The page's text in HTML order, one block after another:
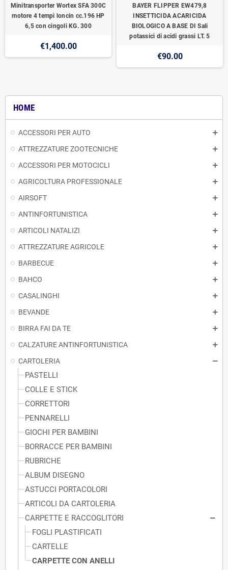
HOME
ACCESSORI PER AUTO
ATTREZZATURE ZOOTECNICHE
ACCESSORI PER MOTOCICLI
AGRICOLTURA PROFESSIONALE
AIRSOFT
ANTINFORTUNISTICA
ARTICOLI NATALIZI
ATTREZZATURE AGRICOLE
BARBECUE
BAHCO
CASALINGHI
BEVANDE
BIRRA FAI DA TE
CALZATURE ANTINFORTUNISTICA
CARTOLERIA
PASTELLI
COLLE E STICK
CORRETTORI
PENNARELLI
GIOCHI PER BAMBINI
BORRACCE PER BAMBINI
RUBRICHE
ALBUM DISEGNO
ASTUCCI PORTACOLORI
ARTICOLI DA CARTOLERIA
CARPETTE E RACCOGLITORI
FOGLI PLASTIFICATI
CARTELLE
CARPETTE CON ANELLI
Minitransporter Wortex SFA 300C
motore 4 tempi loncin cc.196 HP
6,5 con cingoli KG. 300
€1,400.00
BAYER FLIPPER EW479,8
INSETTICIDA ACARICIDA
BIOLOGICO A BASE DI Sali
potassici di acidi grassi LT. 5
€90.00